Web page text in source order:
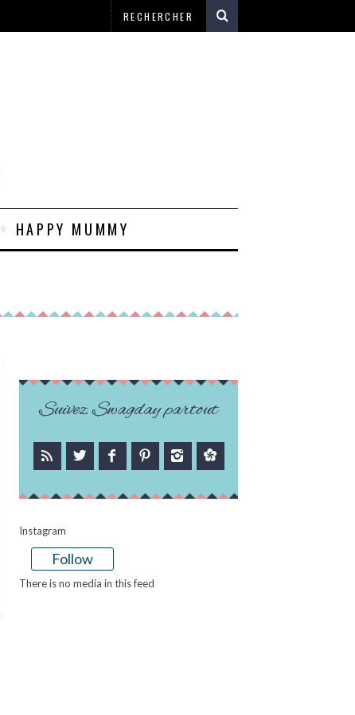
HAPPY MUMMY
Suivez Swagday partout
Instagram
Follow
There is no media in this feed